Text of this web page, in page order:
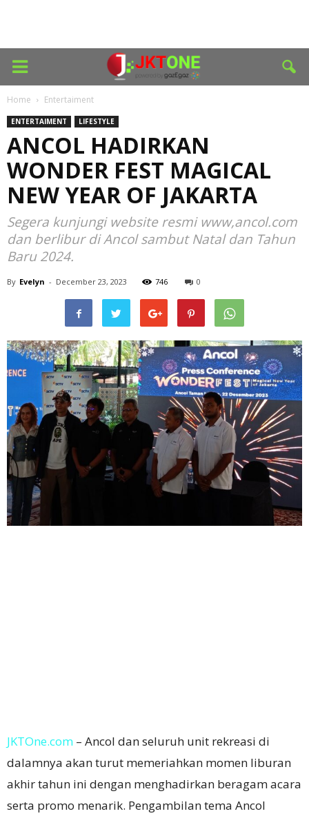
Home Entertaiment
ENTERTAIMENT LIFESTYLE
ANCOL HADIRKAN
WONDER FEST MAGICAL
NEW YEAR OF JAKARTA
Segera kunjungi website resmi www,ancol.com
dan berlibur di Ancol sambut Natal dan Tahun
Baru 2024.
By Evelyn - December 23, 2023 746 0
JKTOne.com – Ancol dan seluruh unit rekreasi di
dalamnya akan turut memeriahkan momen liburan
akhir tahun ini dengan menghadirkan beragam acara
serta promo menarik. Pengambilan tema Ancol